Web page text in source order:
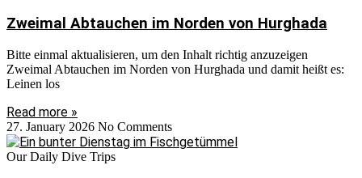
Zweimal Abtauchen im Norden von Hurghada
Bitte einmal aktualisieren, um den Inhalt richtig anzuzeigen
Zweimal Abtauchen im Norden von Hurghada und damit heißt es:
Leinen los
Read more »
27. January 2026 No Comments
Our Daily Dive Trips